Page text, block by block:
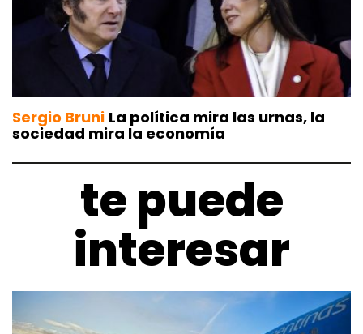
Sergio Bruni La política mira las urnas, la
sociedad mira la economía
te puede
interesar